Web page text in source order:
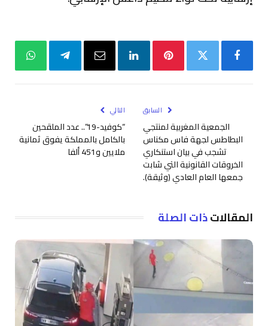
السابق
الجمعية المغربية لمنتجي
البطاطس لجهة فاس مكناس
تشجب في بيان استنكاري
الخروقات القانونية التي شابت
جمعها العام العادي (وثيقة).
التالي
“كوفيد-19”.. عدد الملقحين
بالكامل بالمملكة يفوق ثمانية
ملايين و451 ألفا
المقالاتذات الصلة